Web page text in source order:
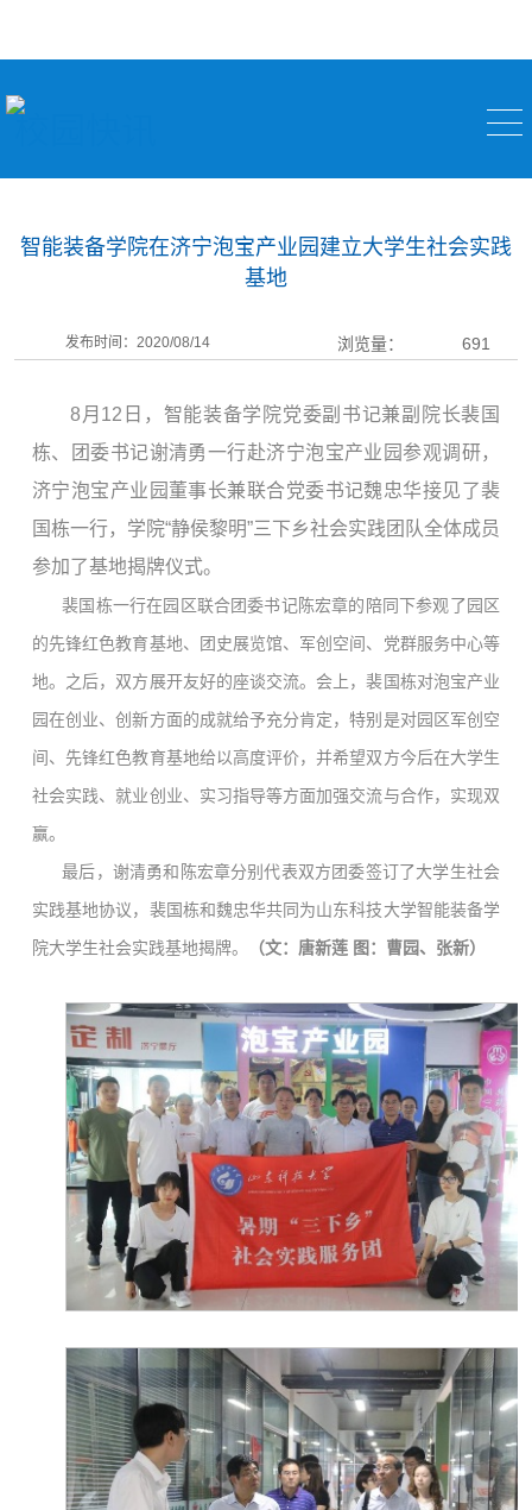
智能装备学院在济宁泡宝产业园建立大学生社会实践
基地
发布时间：2020/08/14 浏览量： 691
8月12日，智能装备学院党委副书记兼副院长裴国
栋、团委书记谢清勇一行赴济宁泡宝产业园参观调研，
济宁泡宝产业园董事长兼联合党委书记魏忠华接见了裴
国栋一行，学院“静侯黎明”三下乡社会实践团队全体成员
参加了基地揭牌仪式。
裴国栋一行在园区联合团委书记陈宏章的陪同下参观了园区
的先锋红色教育基地、团史展览馆、军创空间、党群服务中心等
地。之后，双方展开友好的座谈交流。会上，裴国栋对泡宝产业
园在创业、创新方面的成就给予充分肯定，特别是对园区军创空
间、先锋红色教育基地给以高度评价，并希望双方今后在大学生
社会实践、就业创业、实习指导等方面加强交流与合作，实现双
赢。
最后，谢清勇和陈宏章分别代表双方团委签订了大学生社会
实践基地协议，裴国栋和魏忠华共同为山东科技大学智能装备学
院大学生社会实践基地揭牌。
（文：唐新莲 图：曹园、张新）